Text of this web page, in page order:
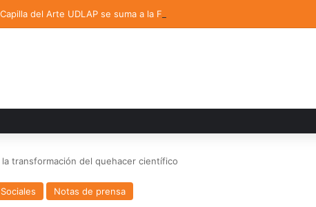
del Arte UDLAP se suma a la Feria Internacional del Libro en Puebla
transformación del quehacer científico
Notas de prensa